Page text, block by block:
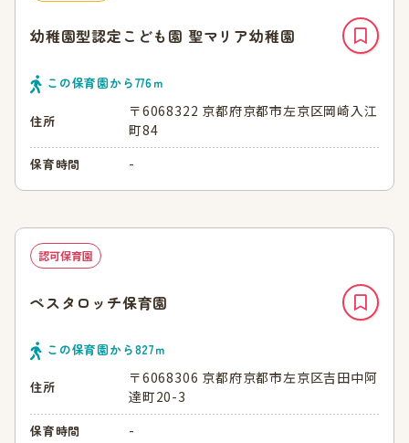
幼稚園型認定こども園 聖マリア幼稚園
この保育園から776ｍ
住所
〒6068322 京都府京都市左京区岡崎入江
町84
保育時間 -
認可保育園
ペスタロッチ保育園
この保育園から827ｍ
住所
〒6068306 京都府京都市左京区吉田中阿
達町20-3
保育時間 -